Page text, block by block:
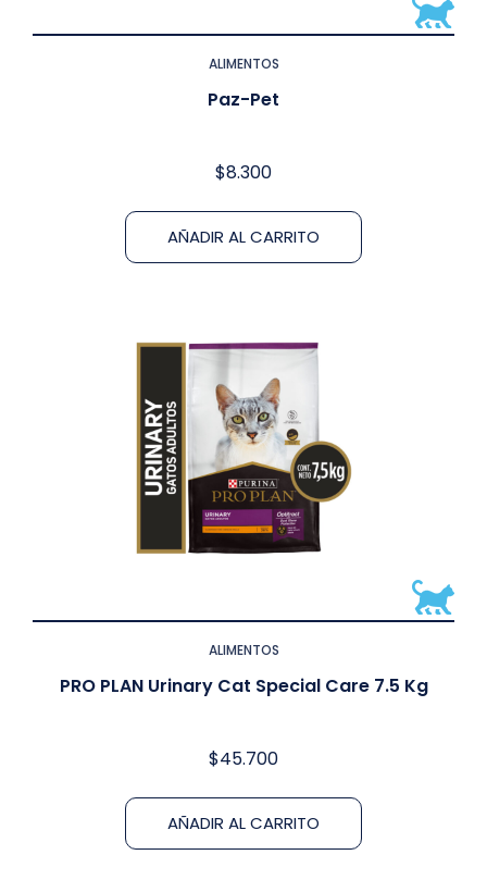
ALIMENTOS
Paz-Pet
$8.300
AÑADIR AL CARRITO
ALIMENTOS
PRO PLAN Urinary Cat Special Care 7.5 Kg
$45.700
AÑADIR AL CARRITO